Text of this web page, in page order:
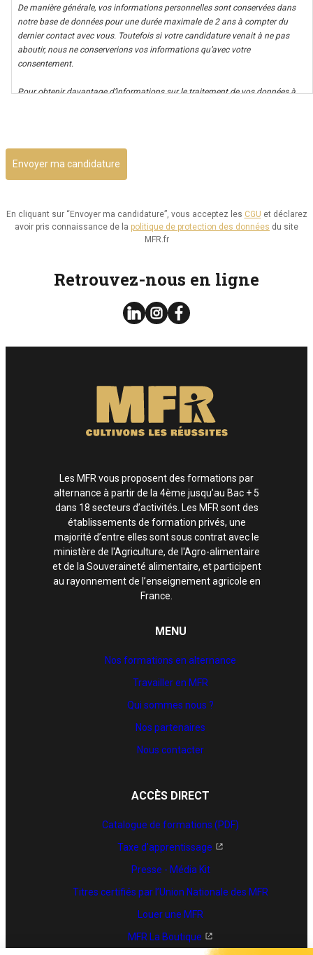
De manière générale, vos informations personnelles sont conservées dans
notre base de données pour une durée maximale de 2 ans à compter du
dernier contact avec vous. Toutefois si votre candidature venait à ne pas
aboutir, nous ne conserverions vos informations qu’avec votre
consentement.
Pour obtenir davantage d’informations sur le traitement de vos données à
Il vous est possible d’avoir un accès à vos données, ainsi que de les rectifier,
ou d’exercer votre droit à la limitation de leur utilisation. Par ailleurs, vous
disposez d’un droit d’opposition à cette utilisation et d’effacement de ces
Vous pouvez consulter le site de la CNIL.fr ou
Vous pouvez exercer les droits ci-dessus présentés en contactant notre
délégué à la protection des données à l’adresse dpo@mfr.asso.fr
En cliquant sur “Envoyer ma candidature”, vous acceptez les CGU et déclarez
avoir pris connaissance de la politique de protection des données du site
MFR.fr
Retrouvez-nous en ligne
Les MFR vous proposent des formations par
alternance à partir de la 4ème jusqu’au Bac + 5
dans 18 secteurs d’activités. Les MFR sont des
établissements de formation privés, une
majorité d’entre elles sont sous contrat avec le
ministère de l'Agriculture, de l'Agro-alimentaire
et de la Souveraineté alimentaire, et participent
au rayonnement de l’enseignement agricole en
France.
MENU
Nos formations en alternance
Travailler en MFR
Qui sommes nous ?
Nos partenaires
Nous contacter
ACCÈS DIRECT
Catalogue de formations (PDF)
Taxe d'apprentissage
Presse - Média Kit
Titres certifiés par l’Union Nationale des MFR
Louer une MFR
MFR La Boutique